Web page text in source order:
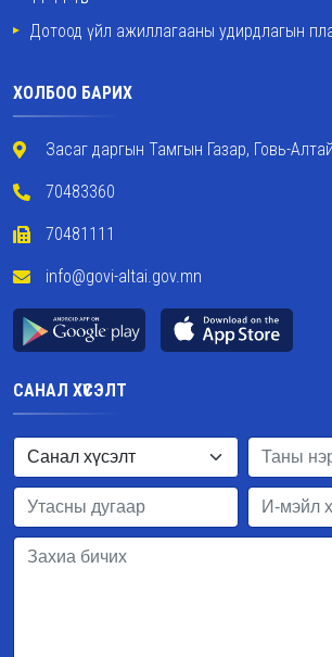
Дотоод үйл ажиллагааны удирдлагын
ХОЛБОО БАРИХ
Засаг даргын Тамгын Газар, Говь-
70483360
70481111
info@govi-altai.gov.mn
САНАЛ ХҮСЭЛТ